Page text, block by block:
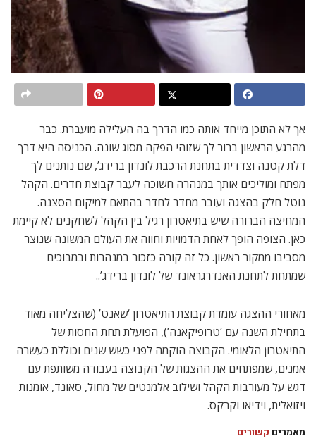
אך לא התוכן מייחד אותה כמו הדרך בה העלילה מועברת. כבר
מהרגע הראשון ברור לך שזוהי הפקה מסוג שונה. הכניסה היא דרך
דלת קטנה וצדדית בתחנת הרכבת לונדון ברידג’, שם נותנים לך
מפתח ומוליכים אותך במנהרה חשוכה לעבר קבוצת חדרים. הקהל
נוטל חלק בהצגה ועובר מחדר לחדר בהתאם למיקום הסצנה.
המחיצה הברורה שיש בתיאטרון רגיל בין הקהל לשחקנים לא קיימת
כאן. הצופה הופך לאחת הדמויות וחווה את העולם המשונה שנוצר
מסביבו ממקור ראשון. כל זה קורה כזכור במנהרות ובמבוכים
שמתחת לתחנת האנדרגראונד של לונדון ברידג’..
מאחורי ההצגה עומדת קבוצת התיאטרון ‘שאנט’ (שהצליחה מאוד
בתחילת השנה עם ‘טרופיקאנה’), הפועלת תחת החסות של
התיאטרון הלאומי. הקבוצה הוקמה לפני כשש שנים וכוללת כעשרה
אמנים, שמפתחים את ההצגות של הקבוצה בעבודה משותפת עם
דגש על מעורבות הקהל ושילוב אלמנטים של מחול, סאונד, אומנות
ויזואלית, וידיאו וקרקס.
מאמרים קשורים